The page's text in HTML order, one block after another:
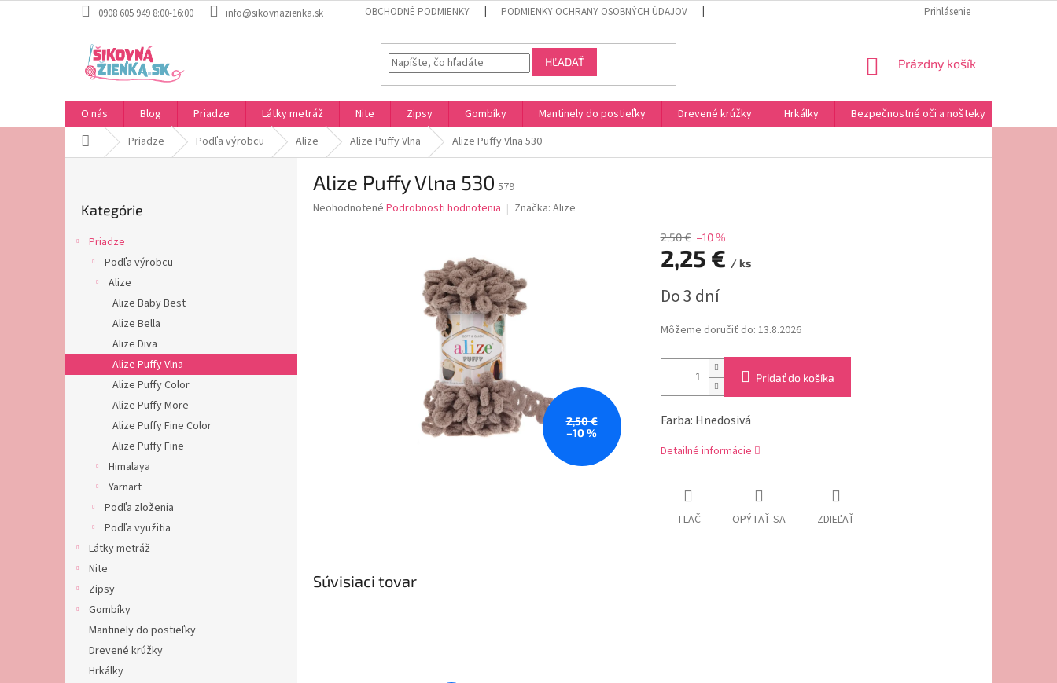
na
0908 605 949 8:00-16:00 info@sikovnazienka.sk OBCHODNÉ PODMIENKY PODMIENKY OCHRANY OSOBNÝCH ÚDAJOV OMAĽOVÁNKY NA VYTLAČENIE
Prihlásenie
HĽADAŤ
NÁKUPNÝ
Prázdny košík
O nás Blog Priadze Látky metráž Nite Zipsy Gombíky Mantinely do postieľky Drevené krúžky Hrkálky Bezpečnostné oči a nošteky
DomovPriadze Podľa výrobcu Alize Alize Puffy Vlna Alize Puffy Vlna 530
kategórie
Kategórie
Priadze
Podľa výrobcu
Alize
Alize Baby Best
Alize Bella
Alize Diva
Alize Puffy Vlna
Alize Puffy Color
Alize Puffy More
Alize Puffy Fine Color
Alize Puffy Fine
Himalaya
Yarnart
Podľa zloženia
Podľa využitia
Látky metráž
Nite
Zipsy
Gombíky
Mantinely do postieľky
Drevené krúžky
Hrkálky
Alize Puffy Vlna 530 579
Priemerné
Neohodnotené Podrobnosti hodnotenia Značka: Alize
2,50 €
–10 %
2,50 € –10 %
2,25 € / ks
cena:
Do 3 dní
Môžeme doručiť do: 13.8.2026
Pridať do košíka
Farba: Hnedosivá
Detailné informácie
TLAČ OPÝTAŤ SA ZDIEĽAŤ
Súvisiaci tovar